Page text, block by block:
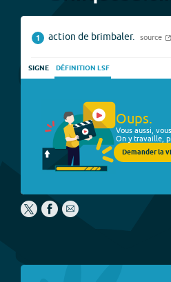
1 action de brimbaler. source
SIGNE DÉFINITION LSF
Oups.
Vous aussi,
On y travaille,
Demander la